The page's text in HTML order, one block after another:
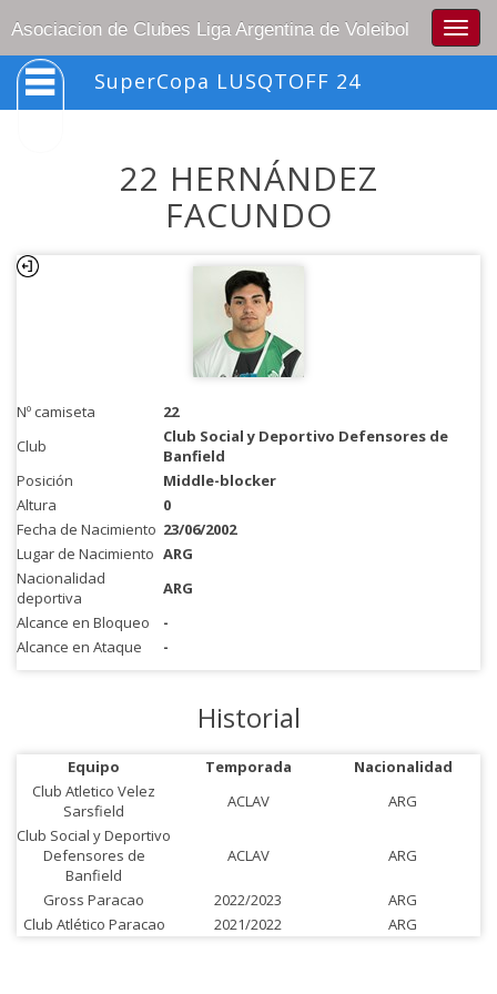
Asociacion de Clubes Liga Argentina de Voleibol
SuperCopa LUSQTOFF 24
22 HERNÁNDEZ
FACUNDO
Nº camiseta
22
Club
Club Social y Deportivo Defensores de
Banfield
Posición
Middle-blocker
Altura
0
Fecha de Nacimiento 23/06/2002
Lugar de Nacimiento ARG
Nacionalidad
deportiva
ARG
Alcance en Bloqueo
-
Alcance en Ataque
-
Historial
Equipo Temporada
Nacionalidad
Club Atletico Velez
Sarsfield
ACLAV
ARG
Club Social y Deportivo
Defensores de
Banfield
ACLAV ARG
Gross Paracao 2022/2023
ARG
Club Atlético Paracao
2021/2022 ARG